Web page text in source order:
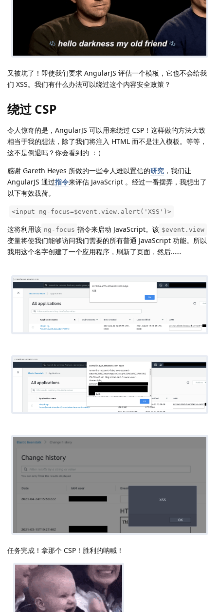
又被坑了！即使我们要求 AngularJS 评估一个模板，它也不会给我
们 XSS。我们有什么办法可以绕过这个内容安全政策？
绕过 CSP
令人惊奇的是，AngularJS 可以用来绕过 CSP！这样做的方法大致
相当于我的想法，除了我们将注入 HTML 而不是注入模板。等等，
这不是倒退吗？你会看到的 ：）
感谢 Gareth Heyes 所做的一些令人难以置信的研究 ，我们让
AngularJS 通过指令来评估 JavaScript 。经过一番摆弄，我想出了
以下有效载荷。
<input ng-focus=$event.view.alert('XSS')>
这将利用该 ng-focus 指令来启动 JavaScript。该 $event.view
变量将使我们能够访问我们需要的所有普通 JavaScript 功能。所以
我用这个名字创建了一个应用程序，刷新了页面，然后……
任务完成！拿那个 CSP！胜利的呐喊！